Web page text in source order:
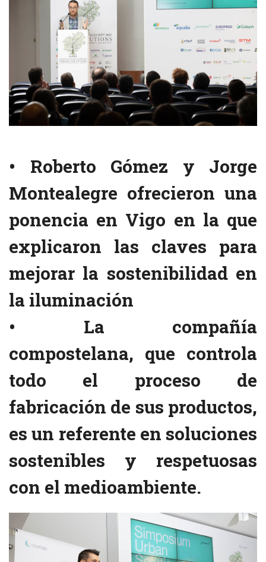
• Roberto Gómez y Jorge
Montealegre ofrecieron una
ponencia en Vigo en la que
explicaron las claves para
mejorar la sostenibilidad en
la iluminación
• La compañía
compostelana, que controla
todo el proceso de
fabricación de sus productos,
es un referente en soluciones
sostenibles y respetuosas
con el medioambiente.